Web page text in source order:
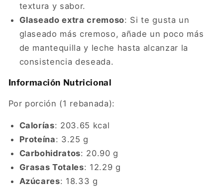
textura y sabor.
Glaseado extra cremoso: Si te gusta un
glaseado más cremoso, añade un poco más
de mantequilla y leche hasta alcanzar la
consistencia deseada.
Información Nutricional
Por porción (1 rebanada):
Calorías: 203.65 kcal
Proteína: 3.25 g
Carbohidratos: 20.90 g
Grasas Totales: 12.29 g
Azúcares: 18.33 g